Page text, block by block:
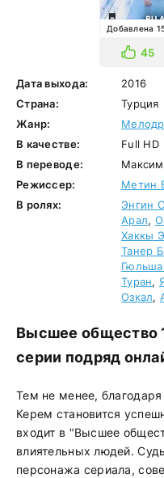
Добавлена
45
Дата выхода:
2016
Страна:
Турция
Жанр:
В качестве:
Full HD
В переводе:
Режиссер:
Метин
В ролях:
Энгин
Арал,
Хаккы
Танер
Туран,
Озкал,
Высшее общество
серии подряд
Тем не менее,
Керем становится
входит в "Высшее
влиятельных людей.
персонажа сериала,